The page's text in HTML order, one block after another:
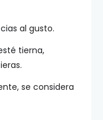
al gusto.
tierna,
se considera